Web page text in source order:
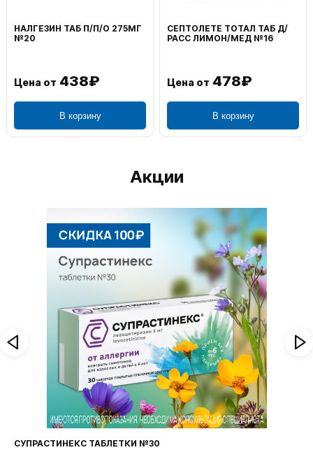
НАЛГЕЗИН ТАБ П/П/О 275МГ
№20
Цена от 438₽
В корзину
СЕПТОЛЕТЕ ТОТАЛ ТАБ Д/
РАСС ЛИМОН/МЕД №16
Цена от 478₽
В корзину
Акции
СУПРАСТИНЕКС ТАБЛЕТКИ №30